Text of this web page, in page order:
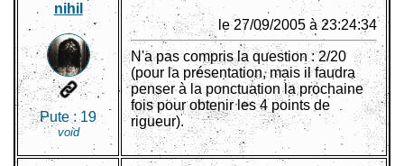
nihil
Pute :19
void
le 27/09/2005 à 23:24:34
N'a pas compris la question : 2/20
(pour la présentation, mais il faudra
penser à la ponctuation la prochaine
fois pour obtenir les 4 points de
rigueur).